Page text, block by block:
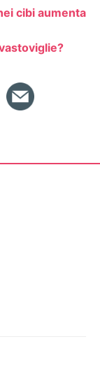
cibi aumenta